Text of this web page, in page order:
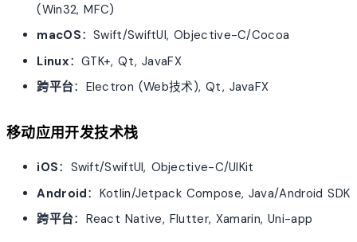
(Win32, MFC)
macOS：Swift/SwiftUI, Objective-C/Cocoa
Linux：GTK+, Qt, JavaFX
跨平台：Electron (Web技术), Qt, JavaFX
移动应用开发技术栈
iOS：Swift/SwiftUI, Objective-C/UIKit
Android：Kotlin/Jetpack Compose, Java/Android SDK
跨平台：React Native, Flutter, Xamarin, Uni-app